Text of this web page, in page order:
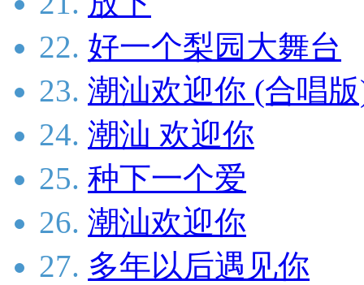
22. 好一个梨园大舞台
23. 潮汕欢迎你 (合唱
24. 潮汕 欢迎你
25. 种下一个爱
26. 潮汕欢迎你
27. 多年以后遇见你